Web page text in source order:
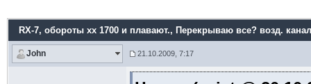
RX-7, обороты хх 1700 и плавают., Перекрываю все? возд.
John 21.10.2009, 7:17